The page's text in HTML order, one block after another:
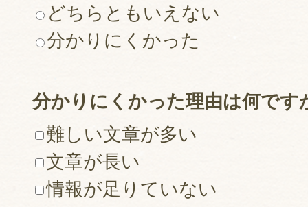
どちらともいえない
分かりにくかった
分かりにくかった理由は何です
難しい文章が多い
文章が長い
情報が足りていない